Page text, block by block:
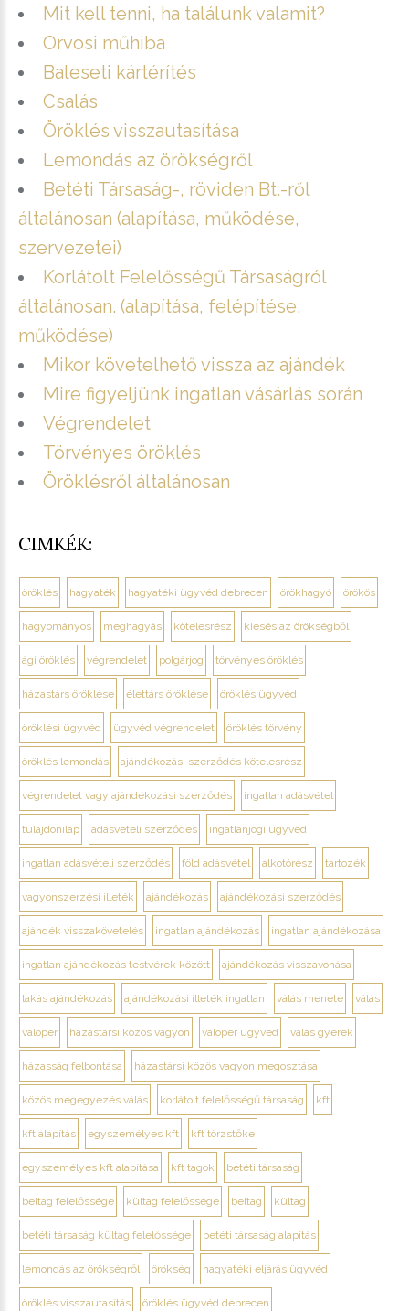
Mit kell tenni, ha találunk valamit?
Orvosi műhiba
Baleseti kártérítés
Csalás
Öröklés visszautasítása
Lemondás az örökségről
Betéti Társaság-, röviden Bt.-ről
általánosan (alapítása, működése,
szervezetei)
Korlátolt Felelősségű Társaságról
általánosan. (alapítása, felépítése,
működése)
Mikor követelhető vissza az ajándék
Mire figyeljünk ingatlan vásárlás során
Végrendelet
Törvényes öröklés
Öröklésről általánosan
CIMKÉK:
öröklés hagyaték hagyatéki ügyvéd debrecen örökhagyó örökös
hagyományos meghagyás kötelesrész kiesés az örökségből
ági öröklés végrendelet polgárjog törvényes öröklés
házastárs öröklése élettárs öröklése öröklés ügyvéd
öröklési ügyvéd ügyvéd végrendelet öröklés törvény
öröklés lemondás ajándékozási szerződés kötelesrész
végrendelet vagy ajándékozási szerződés ingatlan adásvétel
tulajdonilap adásvételi szerződés ingatlanjogi ügyvéd
ingatlan adásvételi szerződés föld adásvétel alkotórész tartozék
vagyonszerzési illeték ajándékozás ajándékozási szerződés
ajándék visszakövetelés ingatlan ajándékozás ingatlan ajándékozása
ingatlan ajándékozás testvérek között ajándékozás visszavonása
lakás ajándékozás ajándékozási illeték ingatlan válás menete válás
válóper házastársi közös vagyon válóper ügyvéd válás gyerek
házasság felbontása házastársi közös vagyon megosztása
közös megegyezés válás korlátolt felelősségű társaság kft
kft alapítás egyszemélyes kft kft törzstőke
egyszemélyes kft alapítása kft tagok betéti társaság
beltag felelőssége kültag felelőssége beltag kültag
betéti társaság kültag felelőssége betéti társaság alapítás
lemondás az örökségről örökség hagyatéki eljárás ügyvéd
öröklés visszautasítás öröklés ügyvéd debrecen